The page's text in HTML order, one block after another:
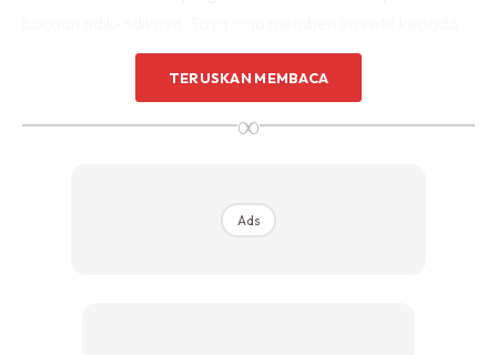
anak berkaitan dengan al-Quran.
agar menjadi ikutan anak-anak.”
TERUSKAN MEMBACA
∞
Ads